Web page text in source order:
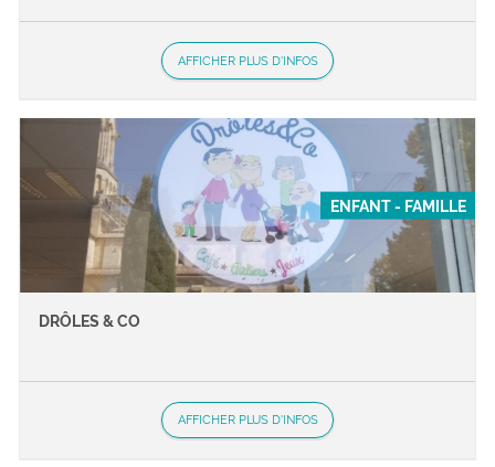
AFFICHER PLUS D'INFOS
ENFANT - FAMILLE
DRÔLES & CO
AFFICHER PLUS D'INFOS